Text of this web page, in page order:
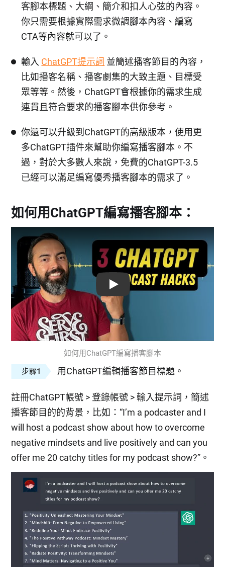
客腳本標題、大綱、簡介和扣人心弦的內容。
你只需要根據實際需求微調腳本內容、編寫
CTA等內容就可以了。
輸入 ChatGPT提示詞 並簡述播客節目的內容，
比如播客名稱、播客劇集的大致主題、目標受
眾等等。然後，ChatGPT會根據你的需求生成
連貫且符合要求的播客腳本供你參考。
你還可以升級到ChatGPT的高級版本，使用更
多ChatGPT插件來幫助你編寫播客腳本。不
過，對於大多數人來說，免費的ChatGPT-3.5
已經可以滿足編寫優秀播客腳本的需求了。
如何用ChatGPT編寫播客腳本：
Play: Keynote (Google I/O '18)
如何用ChatGPT編寫播客腳本
步驟1
用ChatGPT編輯播客節目標題。
註冊ChatGPT帳號 > 登錄帳號 > 輸入提示詞，簡述
播客節目的的背景，比如：“I’m a podcaster and I
will host a podcast show about how to overcome
negative mindsets and live positively and can you
offer me 20 catchy titles for my podcast show?”。